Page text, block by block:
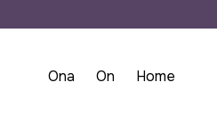
Ona On Home